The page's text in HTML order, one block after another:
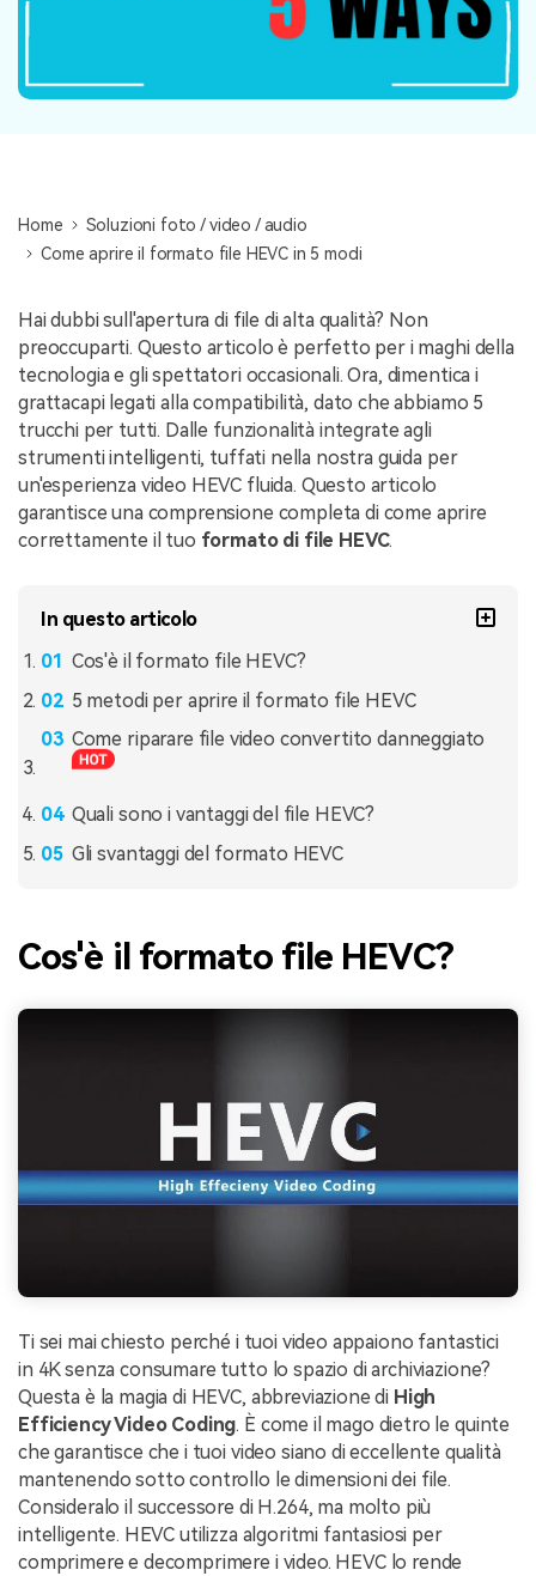
Home
Soluzioni foto / video / audio
Come aprire il formato file HEVC in 5 modi
Hai dubbi sull'apertura di file di alta qualità? Non
preoccuparti. Questo articolo è perfetto per i maghi della
tecnologia e gli spettatori occasionali. Ora, dimentica i
grattacapi legati alla compatibilità, dato che abbiamo 5
trucchi per tutti. Dalle funzionalità integrate agli
strumenti intelligenti, tuffati nella nostra guida per
un'esperienza video HEVC fluida. Questo articolo
garantisce una comprensione completa di come aprire
correttamente il tuo formato di file HEVC.
In questo articolo
Cos'è il formato file HEVC?
5 metodi per aprire il formato file HEVC
Come riparare file video convertito danneggiato
Quali sono i vantaggi del file HEVC?
Gli svantaggi del formato HEVC
Cos'è il formato file HEVC?
Ti sei mai chiesto perché i tuoi video appaiono fantastici
in 4K senza consumare tutto lo spazio di archiviazione?
Questa è la magia di HEVC, abbreviazione di High
Efficiency Video Coding. È come il mago dietro le quinte
che garantisce che i tuoi video siano di eccellente qualità
mantenendo sotto controllo le dimensioni dei file.
Consideralo il successore di H.264, ma molto più
intelligente. HEVC utilizza algoritmi fantasiosi per
comprimere e decomprimere i video. HEVC lo rende